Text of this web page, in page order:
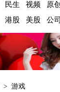
民生 视频 原创
港股 美股 公司
> 游戏